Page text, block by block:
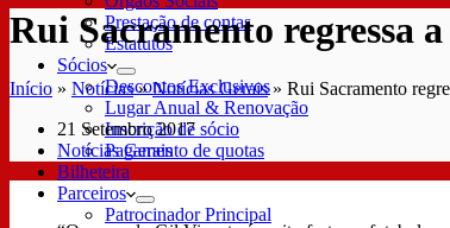
Prestação de contas
Estatutos
Sócios
Descontos Exclusivos
Lugar Anual & Renovação
Inscrição de sócio
Pagamento de quotas
Bilheteira
Parceiros
Patrocinador Principal
Rui Sacramento regressa
Início » Notícias»Notícias Gerais» Rui Sacramento
21 Setembro 2017
Notícias Gerais